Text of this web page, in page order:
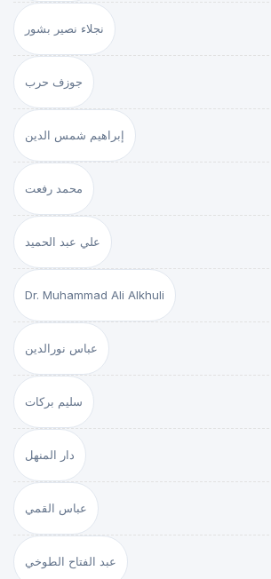
نجلاء نصير بشور
جوزف حرب
إبراهيم شمس الدين
محمد رفعت
علي عبد الحميد
Dr. Muhammad Ali Alkhuli
عباس نورالدين
سليم بركات
دار المنهل
عباس القمي
عبد الفتاح الطوخي